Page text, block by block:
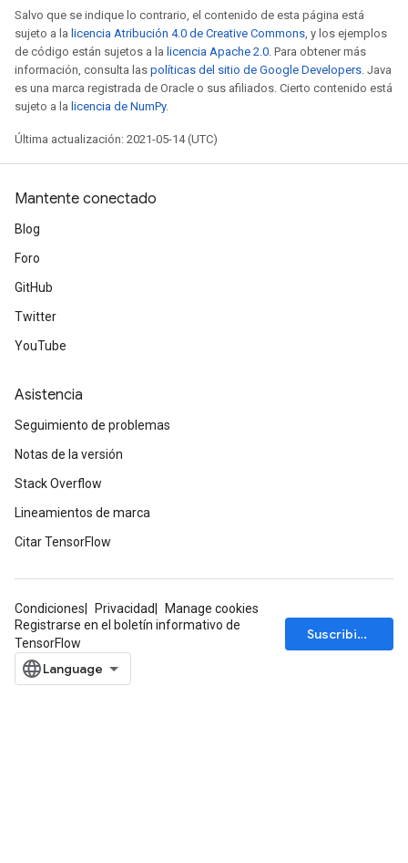
Salvo que se indique lo contrario, el contenido de esta página está
sujeto a la licencia Atribución 4.0 de Creative Commons, y los ejemplos
de código están sujetos a la licencia Apache 2.0. Para obtener más
información, consulta las políticas del sitio de Google Developers. Java
es una marca registrada de Oracle o sus afiliados. Cierto contenido está
sujeto a la licencia de NumPy.
Última actualización: 2021-05-14 (UTC)
Mantente conectado
Blog
Foro
GitHub
Twitter
YouTube
Asistencia
Seguimiento de problemas
Notas de la versión
Stack Overflow
Lineamientos de marca
Citar TensorFlow
Condiciones Privacidad
Manage cookies
Registrarse en el boletín informativo de
TensorFlow
Suscribirse